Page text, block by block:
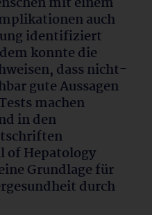
auch
identifiziert
konnte die
dass nicht-
gute Aussagen
machen
in den
of Hepatology
Grundlage für
durch